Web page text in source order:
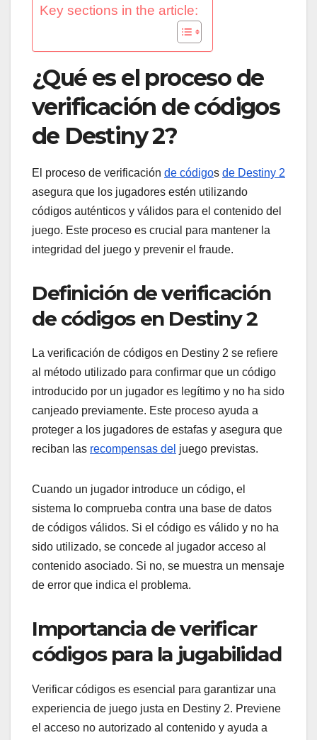
Key sections in the article:
¿Qué es el proceso de
verificación de códigos
de Destiny 2?
El proceso de verificación de códigos de Destiny 2
asegura que los jugadores estén utilizando
códigos auténticos y válidos para el contenido del
juego. Este proceso es crucial para mantener la
integridad del juego y prevenir el fraude.
Definición de verificación
de códigos en Destiny 2
La verificación de códigos en Destiny 2 se refiere
al método utilizado para confirmar que un código
introducido por un jugador es legítimo y no ha sido
canjeado previamente. Este proceso ayuda a
proteger a los jugadores de estafas y asegura que
reciban las recompensas del juego previstas.
Cuando un jugador introduce un código, el
sistema lo comprueba contra una base de datos
de códigos válidos. Si el código es válido y no ha
sido utilizado, se concede al jugador acceso al
contenido asociado. Si no, se muestra un mensaje
de error que indica el problema.
Importancia de verificar
códigos para la jugabilidad
Verificar códigos es esencial para garantizar una
experiencia de juego justa en Destiny 2. Previene
el acceso no autorizado al contenido y ayuda a